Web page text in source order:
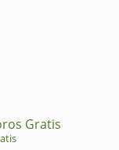
Gratis